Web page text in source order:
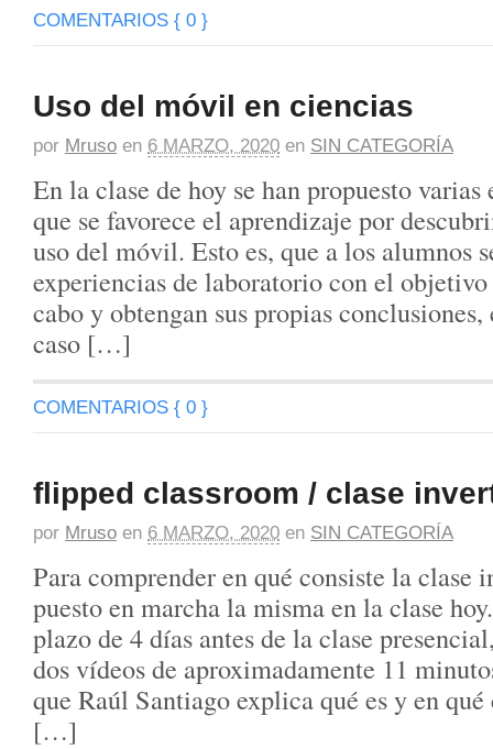
COMENTARIOS { 0 }
Uso del móvil en ciencias
por Mruso en 6 MARZO, 2020 en SIN CATEGORÍA
En la clase de hoy se han propuesto varias
que se favorece el aprendizaje por
uso del móvil. Esto es, que a los alumnos
experiencias de laboratorio con el
cabo y obtengan sus propias
caso […]
COMENTARIOS { 0 }
flipped classroom / clase
por Mruso en 6 MARZO, 2020 en SIN CATEGORÍA
Para comprender en qué consiste la clase
puesto en marcha la misma en la clase
plazo de 4 días antes de la clase
dos vídeos de aproximadamente 11
que Raúl Santiago explica qué es y en
[…]